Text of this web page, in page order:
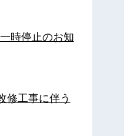
時停止のお知
修工事に伴う